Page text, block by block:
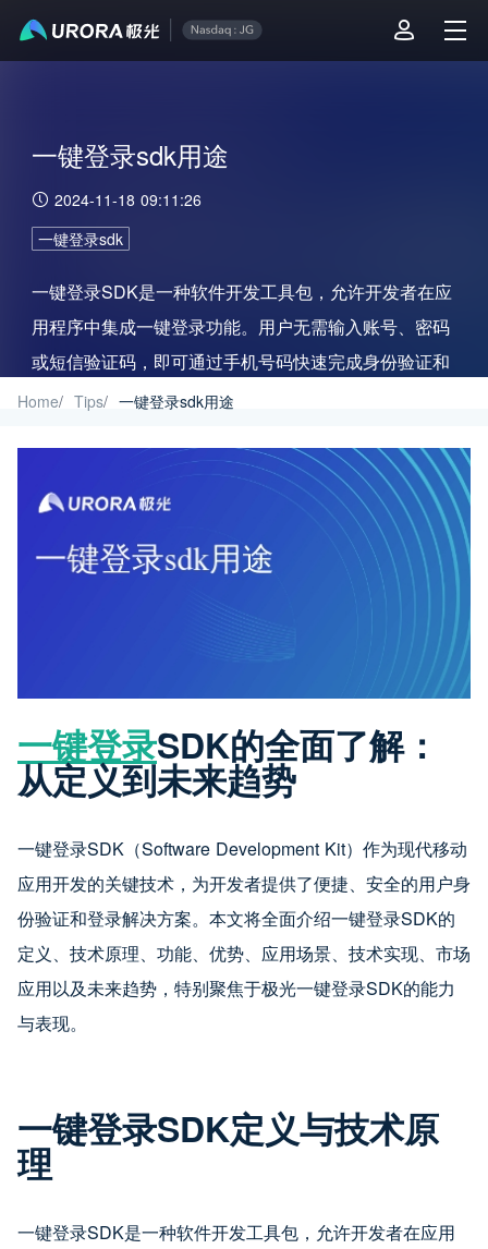
一键登录sdk用途
2024-11-18 09:11:26
一键登录sdk
一键登录SDK是一种软件开发工具包，允许开发者在应
用程序中集成一键登录功能。用户无需输入账号、密码
或短信验证码，即可通过手机号码快速完成身份验证和
登录。技术主要依托于运营商的移动通信网络和通信网
Home/ Tips/ 一键登录sdk用途
一键登录SDK的全面了解：
从定义到未来趋势
一键登录SDK（Software Development Kit）作为现代移动
应用开发的关键技术，为开发者提供了便捷、安全的用户身
份验证和登录解决方案。本文将全面介绍一键登录SDK的
定义、技术原理、功能、优势、应用场景、技术实现、市场
应用以及未来趋势，特别聚焦于极光一键登录SDK的能力
与表现。
一键登录SDK定义与技术原
理
一键登录SDK是一种软件开发工具包，允许开发者在应用